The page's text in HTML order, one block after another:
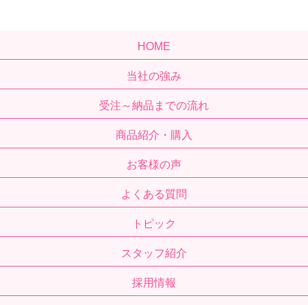
HOME
当社の強み
受注～納品までの流れ
商品紹介・購入
お客様の声
よくある質問
トピック
スタッフ紹介
採用情報